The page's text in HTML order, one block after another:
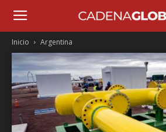
Inicio Argentina